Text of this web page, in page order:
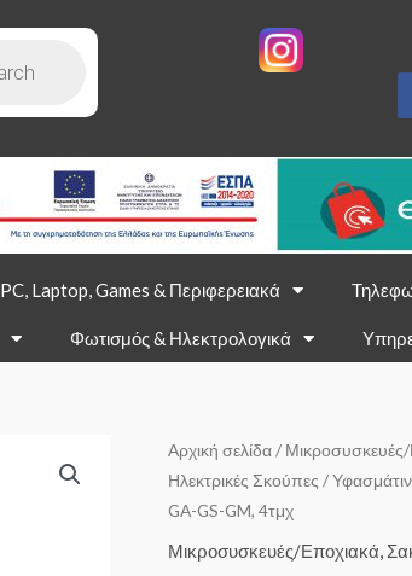
PC, Laptop, Games & Περιφερειακά
Φωτισμός & Ηλεκτρολογικά
Αρχική σελίδα/
Ηλεκτρικές Σκούπες /
GA-GS-GM, 4τμχ
Μικροσυσκευές/Εποχιακά,